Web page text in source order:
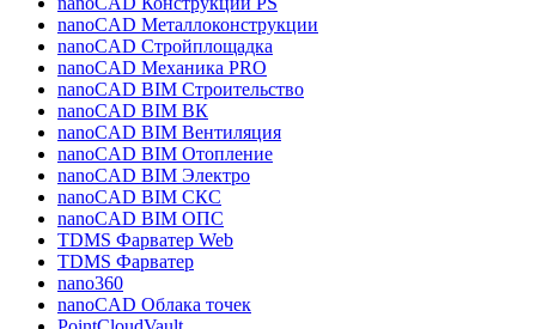
nanoCAD Металлоконструкции
nanoCAD Стройплощадка
nanoCAD Механика PRO
nanoCAD BIM Строительство
nanoCAD BIM ВК
nanoCAD BIM Вентиляция
nanoCAD BIM Отопление
nanoCAD BIM Электро
nanoCAD BIM СКС
nanoCAD BIM ОПС
TDMS Фарватер Web
TDMS Фарватер
nano360
nanoCAD Облака точек